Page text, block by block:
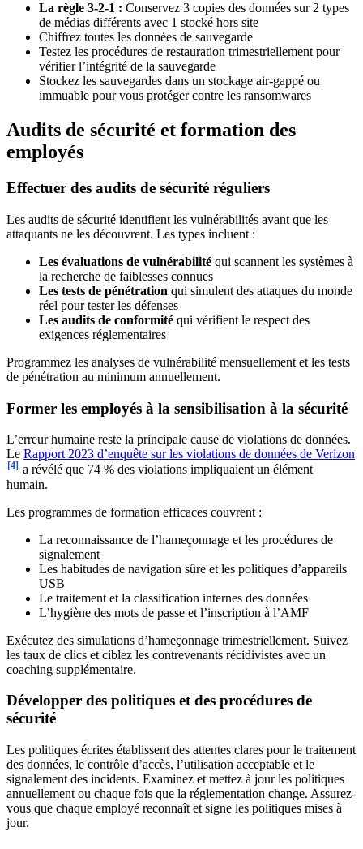
La règle 3-2-1 : Conservez 3 copies des données sur 2 types
de médias différents avec 1 stocké hors site
Chiffrez toutes les données de sauvegarde
Testez les procédures de restauration trimestriellement pour
vérifier l’intégrité de la sauvegarde
Stockez les sauvegardes dans un stockage air-gappé ou
immuable pour vous protéger contre les ransomwares
Audits de sécurité et formation des
employés
Effectuer des audits de sécurité réguliers
Les audits de sécurité identifient les vulnérabilités avant que les
attaquants ne les découvrent. Les types incluent :
Les évaluations de vulnérabilité qui scannent les systèmes à
la recherche de faiblesses connues
Les tests de pénétration qui simulent des attaques du monde
réel pour tester les défenses
Les audits de conformité qui vérifient le respect des
exigences réglementaires
Programmez les analyses de vulnérabilité mensuellement et les tests
de pénétration au minimum annuellement.
Former les employés à la sensibilisation à la sécurité
L’erreur humaine reste la principale cause de violations de données.
Le Rapport 2023 d’enquête sur les violations de données de Verizon
[4]
a révélé que 74 % des violations impliquaient un élément
humain.
Les programmes de formation efficaces couvrent :
La reconnaissance de l’hameçonnage et les procédures de
signalement
Les habitudes de navigation sûre et les politiques d’appareils
USB
Le traitement et la classification internes des données
L’hygiène des mots de passe et l’inscription à l’AMF
Exécutez des simulations d’hameçonnage trimestriellement. Suivez
les taux de clics et ciblez les contrevenants récidivistes avec un
coaching supplémentaire.
Développer des politiques et des procédures de
sécurité
Les politiques écrites établissent des attentes clares pour le traitement
des données, le contrôle d’accès, l’utilisation acceptable et le
signalement des incidents. Examinez et mettez à jour les politiques
annuellement ou chaque fois que la réglementation change. Assurez-
vous que chaque employé reconnaît et signe les politiques mises à
jour.